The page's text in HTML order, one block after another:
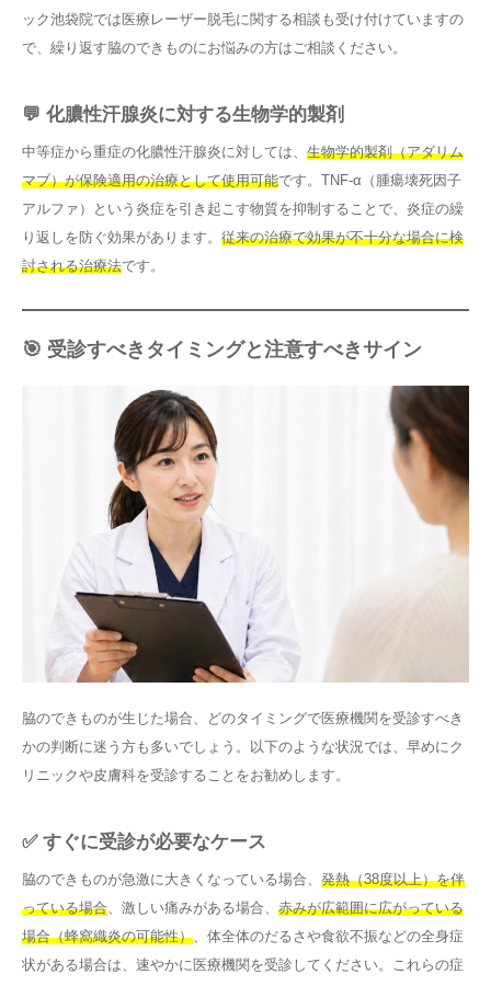
ック池袋院では医療レーザー脱毛に関する相談も受け付けていますの
で、繰り返す脇のできものにお悩みの方はご相談ください。
💬 化膿性汗腺炎に対する生物学的製剤
中等症から重症の化膿性汗腺炎に対しては、 生物学的製剤（アダリム
マブ）が保険適用の治療として使用可能です。TNF-α（腫瘍壊死因子
アルファ）という炎症を引き起こす物質を抑制することで、炎症の繰
り返しを防ぐ効果があります。 従来の治療で効果が不十分な場合に検
討される治療法です。
🎯 受診すべきタイミングと注意すべきサイン
脇のできものが生じた場合、どのタイミングで医療機関を受診すべき
かの判断に迷う方も多いでしょう。以下のような状況では、早めにク
リニックや皮膚科を受診することをお勧めします。
✅ すぐに受診が必要なケース
脇のできものが急激に大きくなっている場合、 発熱（38度以上）を伴
っている場合、激しい痛みがある場合、 赤みが広範囲に広がっている
場合（蜂窩織炎の可能性）、体全体のだるさや食欲不振などの全身症
状がある場合は、速やかに医療機関を受診してください。これらの症